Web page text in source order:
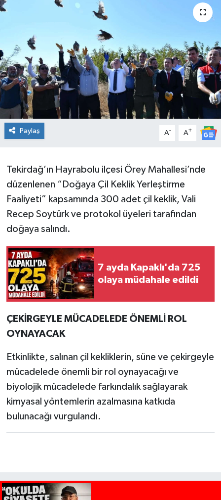
Paylaş A- A+
Tekirdağ’ın Hayrabolu ilçesi Örey Mahallesi’nde
düzenlenen “Doğaya Çil Keklik Yerleştirme
Faaliyeti” kapsamında 300 adet çil keklik, Vali
Recep Soytürk ve protokol üyeleri tarafından
doğaya salındı.
7 ayda Kapaklı'da 725
olaya müdahale edildi
ÇEKİRGEYLE MÜCADELEDE ÖNEMLİ ROL
OYNAYACAK
Etkinlikte, salınan çil kekliklerin, süne ve çekirgeyle
mücadelede önemli bir rol oynayacağı ve
biyolojik mücadelede farkındalık sağlayarak
kimyasal yöntemlerin azalmasına katkıda
bulunacağı vurgulandı.
Sağlık
Teknoloji
Yaşam